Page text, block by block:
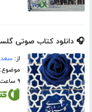
🎧 دانلود کتاب صوتی
از:
۹ ساعت و ۵۳ دقیقه